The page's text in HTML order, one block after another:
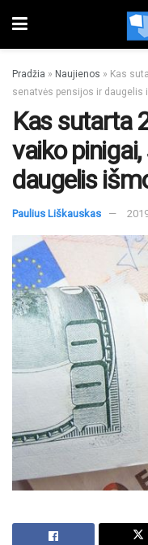
Pradžia » Naujienos » Kas
senatvės pensijos ir daugelis
Kas sutarta
vaiko
daugelis
Paulius Liškauskas